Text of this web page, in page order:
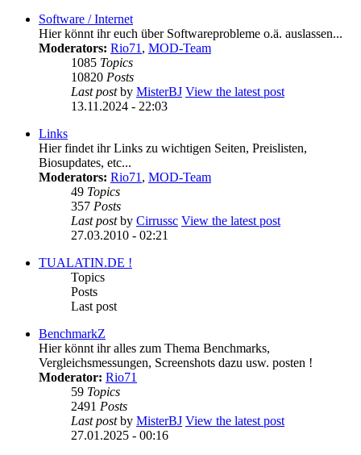
Software / Internet
Hier könnt ihr euch über Softwareprobleme o.ä. auslassen...
Moderators: Rio71, MOD-Team
1085 Topics
10820 Posts
Last postby MisterBJ View the latest post
13.11.2024 - 22:03
Links
Hier findet ihr Links zu wichtigen Seiten, Preislisten,
Biosupdates, etc...
Moderators: Rio71, MOD-Team
49 Topics
357 Posts
Last postby Cirrussc View the latest post
27.03.2010 - 02:21
TUALATIN.DE !
Topics
Posts
Last post
BenchmarkZ
Hier könnt ihr alles zum Thema Benchmarks,
Vergleichsmessungen, Screenshots dazu usw. posten !
Moderator: Rio71
59 Topics
2491 Posts
Last postby MisterBJ View the latest post
27.01.2025 - 00:16